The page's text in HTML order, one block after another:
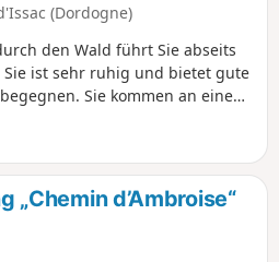
(Dordogne)
den Wald führt Sie abseits
ist sehr ruhig und bietet gute
Sie kommen an einem
Moment der Ruhe zu
„Chemin d’Ambroise“